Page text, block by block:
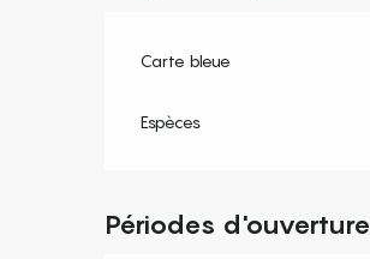
Carte bleue
Espèces
Périodes d'ouverture